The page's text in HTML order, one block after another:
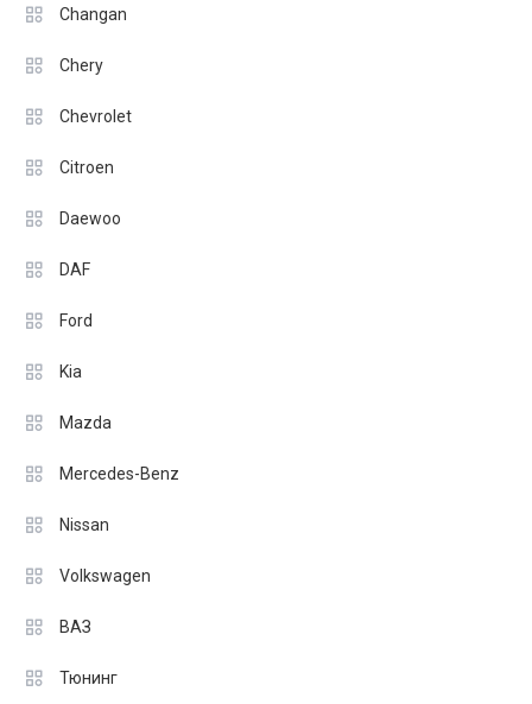
Changan
Chery
Chevrolet
Citroen
Daewoo
DAF
Ford
Kia
Mazda
Mercedes-Benz
Nissan
Volkswagen
ВАЗ
Тюнинг